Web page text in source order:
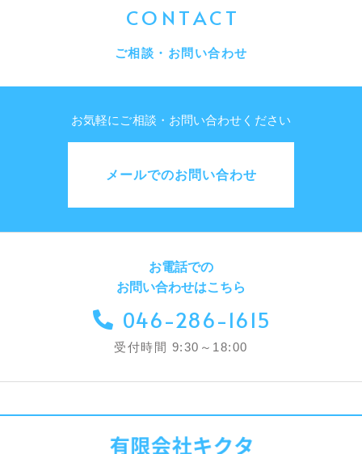
CONTACT
ご相談・お問い合わせ
お気軽にご相談・お問い合わせください
メールでのお問い合わせ
お電話での
お問い合わせはこちら
046-286-1615
受付時間 9:30～18:00